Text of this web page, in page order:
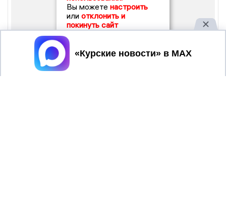
Вы можете настроить
или отклонить и
покинуть сайт
Принять